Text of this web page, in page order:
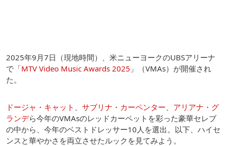
2025年9月7日（現地時間）、米ニューヨークのUBSアリーナ
で「MTV Video Music Awards 2025 」（VMAs）が開催され
た。
ドージャ・キャット サブリナ・カーペンター
アリアナ・グ
ランデら今年のVMAsのレッドカーペットを彩った豪華セレブ
の中から、今年のベストドレッサー10人を選出。以下、ハイセ
ンスと華やかさを両立させたルックを見てみよう。